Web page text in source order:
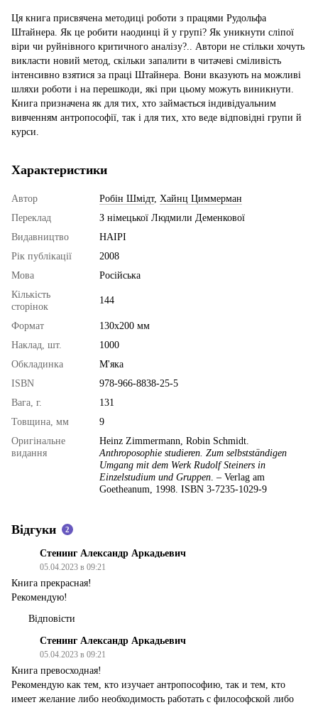
Ця книга присвячена методиці роботи з працями Рудольфа
Штайнера. Як це робити наодинці й у групі? Як уникнути сліпої
віри чи руйнівного критичного аналізу?.. Автори не стільки хочуть
викласти новий метод, скільки запалити в читачеві сміливість
інтенсивно взятися за праці Штайнера. Вони вказують на можливі
шляхи роботи і на перешкоди, які при цьому можуть виникнути.
Книга призначена як для тих, хто займається індивідуальним
вивченням антропософії, так і для тих, хто веде відповідні групи й
курси.
Характеристики
Автор Робін Шмідт, Хайнц Циммерман
Переклад
З німецької Людмили Деменкової
Видавництво
НАІРІ
Рік публікації
2008
Мова
Російська
Кількість
сторінок
144
Формат
130х200 мм
Наклад, шт.
1000
Обкладинка
М'яка
ISBN
978-966-8838-25-5
Вага, г.
131
Товщина, мм
9
Оригінальне
видання
Heinz Zimmermann, Robin Schmidt.
Anthroposophie studieren. Zum selbstständigen
Umgang mit dem Werk Rudolf Steiners in
Einzelstudium und Gruppen . – Verlag am
Goetheanum, 1998. ISBN 3-7235-1029-9
Відгуки 2
Стенинг Александр Аркадьевич
05.04.2023 в 09:21
Книга прекрасная!
Рекомендую!
Відповісти
Стенинг Александр Аркадьевич
05.04.2023 в 09:21
Книга превосходная!
Рекомендую как тем, кто изучает антропософию, так и тем, кто
имеет желание либо необходимость работать с философской либо